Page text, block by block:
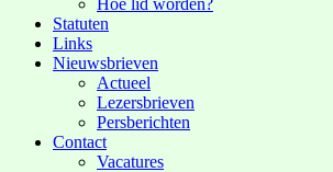
Hoe lid worden?
Statuten
Links
Nieuwsbrieven
Actueel
Lezersbrieven
Persberichten
Contact
Vacatures